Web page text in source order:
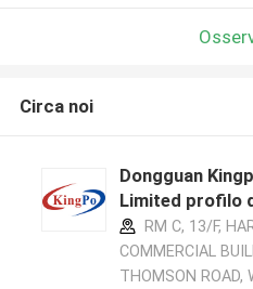
Circa noi
Dongguan
Limited profilo
RM C, 13/F,
COMMERCIAL
THOMSON ROAD,